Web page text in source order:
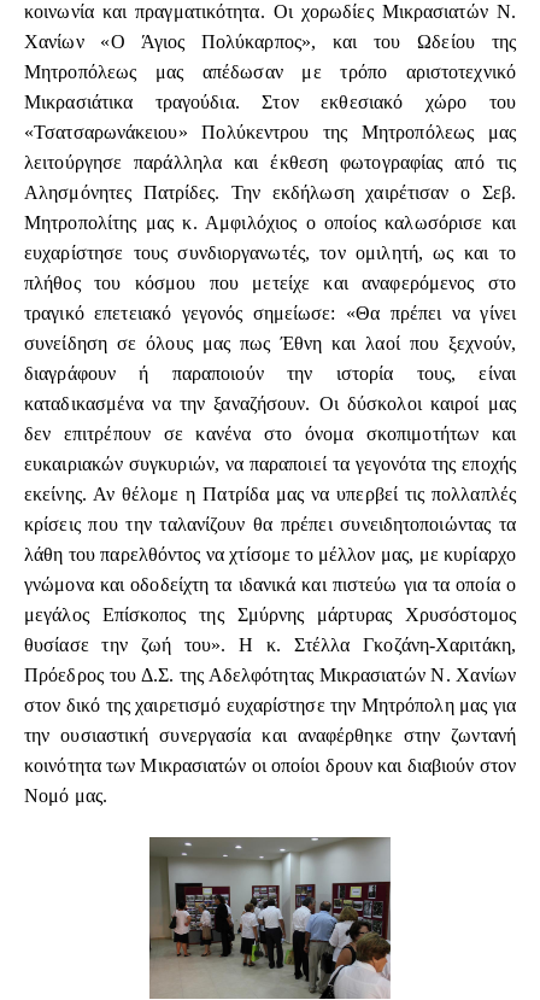
κοινωνία και πραγματικότητα. Οι χορωδίες Μικρασιατών Ν.
Χανίων «Ο Άγιος Πολύκαρπος», και του Ωδείου της
Μητροπόλεως μας απέδωσαν με τρόπο αριστοτεχνικό
Μικρασιάτικα τραγούδια. Στον εκθεσιακό χώρο του
«Τσατσαρωνάκειου» Πολύκεντρου της Μητροπόλεως μας
λειτούργησε παράλληλα και έκθεση φωτογραφίας από τις
Αλησμόνητες Πατρίδες. Την εκδήλωση χαιρέτισαν ο Σεβ.
Μητροπολίτης μας κ. Αμφιλόχιος ο οποίος καλωσόρισε και
ευχαρίστησε τους συνδιοργανωτές, τον ομιλητή, ως και το
πλήθος του κόσμου που μετείχε και αναφερόμενος στο
τραγικό επετειακό γεγονός σημείωσε: «Θα πρέπει να γίνει
συνείδηση σε όλους μας πως Έθνη και λαοί που ξεχνούν,
διαγράφουν ή παραποιούν την ιστορία τους, είναι
καταδικασμένα να την ξαναζήσουν. Οι δύσκολοι καιροί μας
δεν επιτρέπουν σε κανένα στο όνομα σκοπιμοτήτων και
ευκαιριακών συγκυριών, να παραποιεί τα γεγονότα της εποχής
εκείνης. Αν θέλομε η Πατρίδα μας να υπερβεί τις πολλαπλές
κρίσεις που την ταλανίζουν θα πρέπει συνειδητοποιώντας τα
λάθη του παρελθόντος να χτίσομε το μέλλον μας, με κυρίαρχο
γνώμονα και οδοδείχτη τα ιδανικά και πιστεύω για τα οποία ο
μεγάλος Επίσκοπος της Σμύρνης μάρτυρας Χρυσόστομος
θυσίασε την ζωή του». Η κ. Στέλλα Γκοζάνη-Χαριτάκη,
Πρόεδρος του Δ.Σ. της Αδελφότητας Μικρασιατών Ν. Χανίων
στον δικό της χαιρετισμό ευχαρίστησε την Μητρόπολη μας για
την ουσιαστική συνεργασία και αναφέρθηκε στην ζωντανή
κοινότητα των Μικρασιατών οι οποίοι δρουν και διαβιούν στον
Νομό μας.